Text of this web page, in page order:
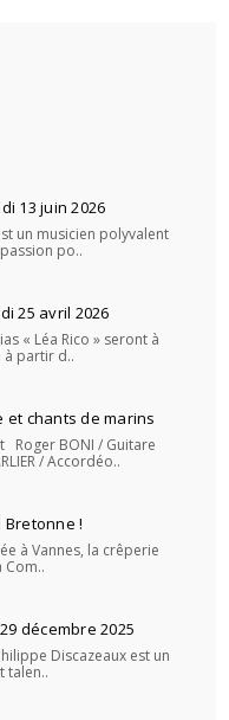
13 juin 2026
un musicien polyvalent
po..
25 avril 2026
« Léa Rico » seront à
à partir d..
et chants de marins
Roger BONI / Guitare
/ Accordéo..
Bretonne !
à Vannes, la crêperie
Com..
décembre 2025
Discazeaux est un
talen..